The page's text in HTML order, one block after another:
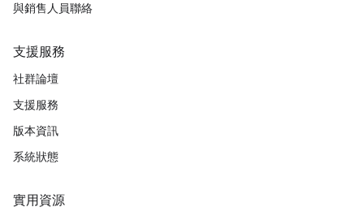
與銷售人員聯絡
支援服務
社群論壇
支援服務
版本資訊
系統狀態
實用資源